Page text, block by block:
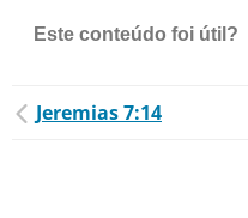
Este conteúdo foi útil?
Jeremias 7:14